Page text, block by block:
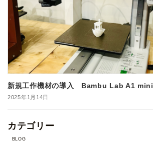
新規工作機材の導入 Bambu Lab A1 mini
2025年1月14日
カテゴリー
BLOG